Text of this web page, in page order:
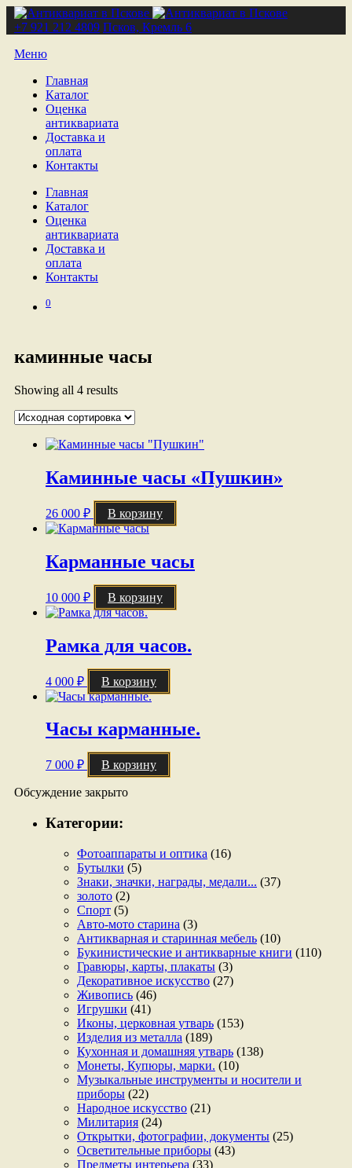
+7 921 212 4809 Псков, Кремль 6
Меню
Главная
Каталог
Оценка
антиквариата
Доставка и
оплата
Контакты
Главная
Каталог
Оценка
антиквариата
Доставка и
оплата
Контакты
0
каминные часы
Showing all 4 results
Каминные часы «Пушкин»
26 000 ₽ В корзину
Карманные часы
10 000 ₽ В корзину
Рамка для часов.
4 000 ₽ В корзину
Часы карманные.
7 000 ₽ В корзину
Обсуждение закрыто
Категории:
Фотоаппараты и оптика (16)
Бутылки (5)
Знаки, значки, награды, медали... (37)
золото (2)
Спорт (5)
Авто-мото старина (3)
Антикварная и старинная мебель (10)
Букинистические и антикварные книги (110)
Гравюры, карты, плакаты (3)
Декоративное искусство (27)
Живопись (46)
Игрушки (41)
Иконы, церковная утварь (153)
Изделия из металла (189)
Кухонная и домашняя утварь (138)
Монеты, Купюры, марки. (10)
Музыкальные инструменты и носители и
приборы (22)
Народное искусство (21)
Милитария (24)
Открытки, фотографии, документы (25)
Осветительные приборы (43)
Предметы интерьера (33)